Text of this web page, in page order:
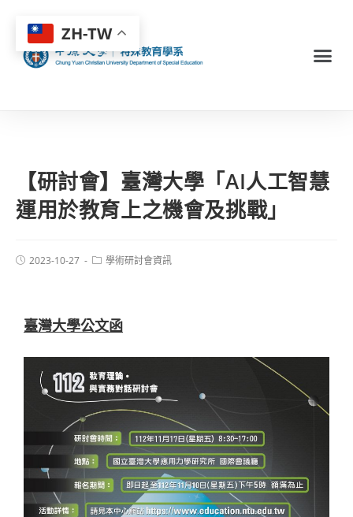
【研討會】臺灣大學「AI人工智慧
運用於教育上之機會及挑戰」
2023-10-27 學術研討會資訊
臺灣大學公文函
ZH-TW